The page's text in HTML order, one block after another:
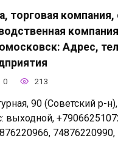
торговая компания,
Адрес,
0 213
90 (Советский р-
выходной,
74876220990,